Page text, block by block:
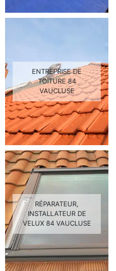
ENTREPRISE DE
TOITURE 84
VAUCLUSE
RÉPARATEUR,
INSTALLATEUR DE
VELUX 84 VAUCLUSE